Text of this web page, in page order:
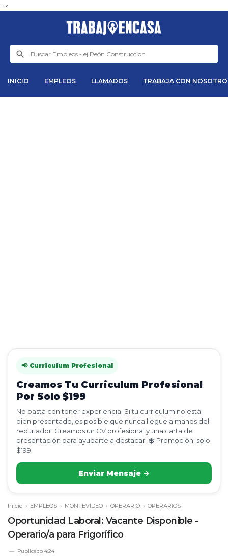
-->
INICIO EMPLEOS LLAMADOS TRABAJA CON
📢 Curriculum Profesional
Creamos Tu Curriculum Profesional
Por Solo $199
No basta con tener experiencia. Si tu currículum no está
bien presentado, es posible que nunca llegue a manos del
reclutador. Creamos un CV profesional y una carta de
presentación para ayudarte a destacar. 💲 Promoción: solo
$199.
Enviar Mensaje →
Inicio › EMPLEOS › MONTEVIDEO › OPERARIO › OPERARIOS
Oportunidad Laboral: Vacante Disponible -
Operario/a para Frigorífico
Publicado 4:24